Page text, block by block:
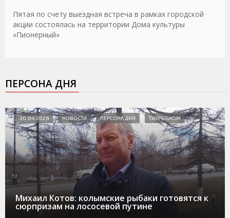
Пятая по счету выездная встреча в рамках городской
акции состоялась на территории Дома культуры
«Пионерный»
ПЕРСОНА ДНЯ
Михаил Котов: колымские рыбаки готовятся к
сюрпризам на лососевой путине
30.04.2026 НОВОСТИ ПЕРСОНА ДНЯ ТИХРЫБКОМ